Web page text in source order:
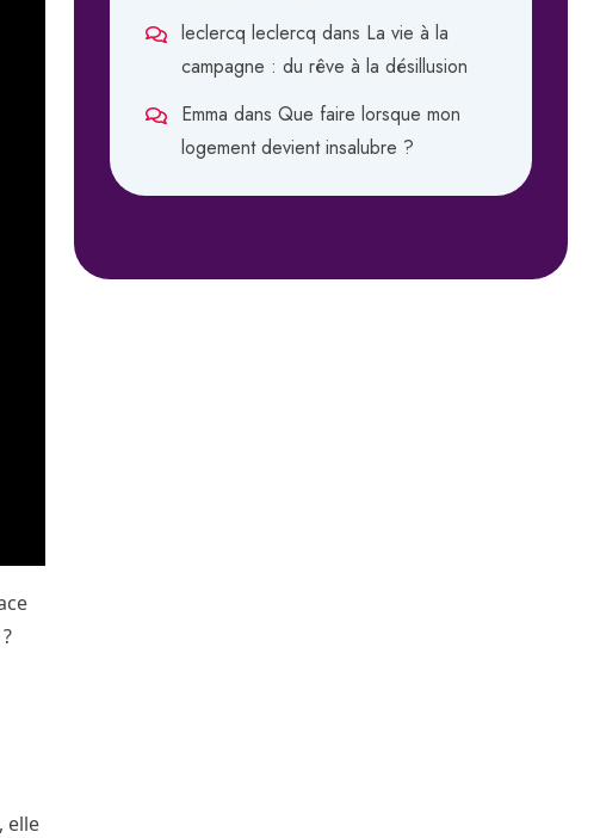
elle
leclercq leclercq dans La vie à la
campagne : du rêve à la désillusion
Emma dans Que faire lorsque mon
logement devient insalubre ?